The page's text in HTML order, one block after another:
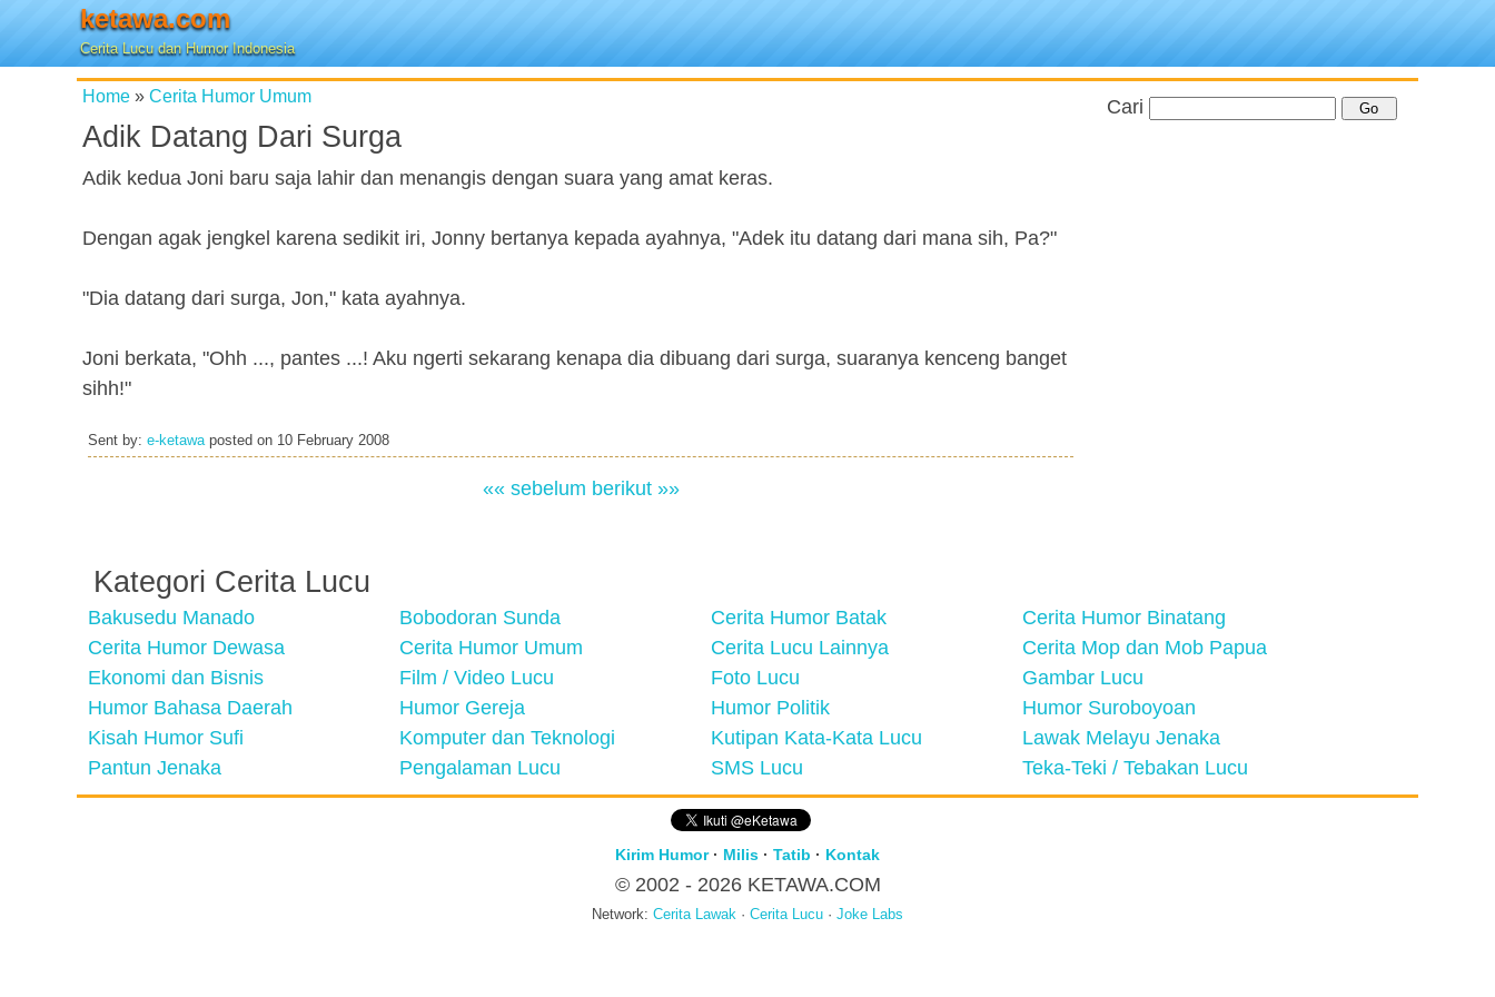
ketawa.com
Cerita Lucu dan Humor Indonesia
Home » Cerita Humor Umum
Adik Datang Dari Surga
Adik kedua Joni baru saja lahir dan menangis dengan suara yang amat keras.
Dengan agak jengkel karena sedikit iri, Jonny bertanya kepada ayahnya, "Adek itu datang dari mana sih, Pa?"
"Dia datang dari surga, Jon," kata ayahnya.
Joni berkata, "Ohh ..., pantes ...! Aku ngerti sekarang kenapa dia dibuang dari surga, suaranya kenceng banget
sihh!"
Sent by: e-ketawaposted on 10 February 2008
«« sebelum berikut »»
Cari
Kategori Cerita Lucu
Bakusedu Manado Bobodoran Sunda Cerita Humor Batak
Cerita Humor Binatang
Cerita Humor Dewasa
Cerita Humor Umum Cerita Lucu Lainnya
Cerita Mop dan Mob Papua
Ekonomi dan Bisnis
Film / Video Lucu Foto Lucu
Gambar Lucu
Humor Bahasa Daerah
Humor Gereja Humor Politik
Humor Suroboyoan
Kisah Humor Sufi
Komputer dan Teknologi Kutipan Kata-Kata Lucu
Lawak Melayu Jenaka
Pantun Jenaka
Pengalaman Lucu SMS Lucu Teka-Teki / Tebakan Lucu
Kirim Humor· Milis · Tatib · Kontak
© 2002 - 2026 KETAWA.COM
Network: Cerita Lawak · Cerita Lucu · Joke Labs